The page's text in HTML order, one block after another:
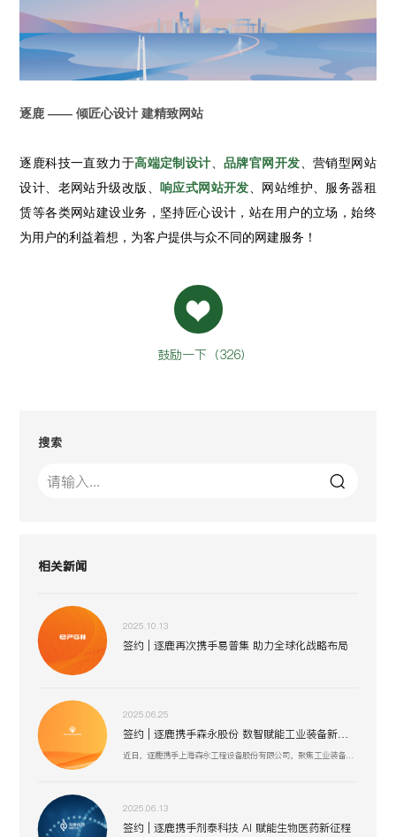
逐鹿 —— 倾匠心设计 建精致网站
逐鹿科技一直致力于高端定制设计 、品牌官网开发 、营销型网站
设计、老网站升级改版、 响应式网站开发 、网站维护、服务器租
赁等各类网站建设业务，坚持匠心设计，站在用户的立场，始终
为用户的利益着想，为客户提供与众不同的网建服务！
鼓励一下（326）
搜索
相关新闻
2025.10.13
签约 | 逐鹿再次携手易普集 助力全球化战略布局
2025.06.25
签约 | 逐鹿携手森永股份 数智赋能工业装备新生态
2025.06.13
签约 | 逐鹿携手剂泰科技 AI 赋能生物医药新征程